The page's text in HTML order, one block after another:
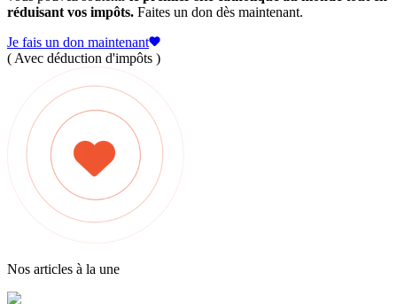
réduisant vos impôts. Faites un don dès maintenant.
Je fais un don maintenant
( Avec déduction d'impôts )
Nos articles à la une